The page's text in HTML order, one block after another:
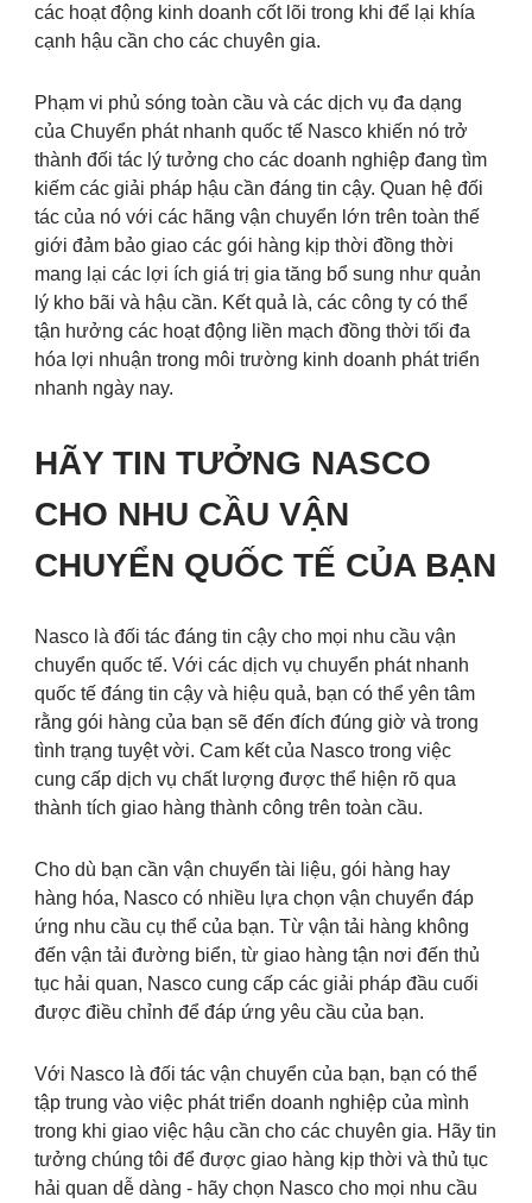
các hoạt động kinh doanh cốt lõi trong khi để lại khía
cạnh hậu cần cho các chuyên gia.
Phạm vi phủ sóng toàn cầu và các dịch vụ đa dạng
của Chuyển phát nhanh quốc tế Nasco khiến nó trở
thành đối tác lý tưởng cho các doanh nghiệp đang tìm
kiếm các giải pháp hậu cần đáng tin cậy. Quan hệ đối
tác của nó với các hãng vận chuyển lớn trên toàn thế
giới đảm bảo giao các gói hàng kịp thời đồng thời
mang lại các lợi ích giá trị gia tăng bổ sung như quản
lý kho bãi và hậu cần. Kết quả là, các công ty có thể
tận hưởng các hoạt động liền mạch đồng thời tối đa
hóa lợi nhuận trong môi trường kinh doanh phát triển
nhanh ngày nay.
HÃY TIN TƯỞNG NASCO
CHO NHU CẦU VẬN
CHUYỂN QUỐC TẾ CỦA BẠN
Nasco là đối tác đáng tin cậy cho mọi nhu cầu vận
chuyển quốc tế. Với các dịch vụ chuyển phát nhanh
quốc tế đáng tin cậy và hiệu quả, bạn có thể yên tâm
rằng gói hàng của bạn sẽ đến đích đúng giờ và trong
tình trạng tuyệt vời. Cam kết của Nasco trong việc
cung cấp dịch vụ chất lượng được thể hiện rõ qua
thành tích giao hàng thành công trên toàn cầu.
Cho dù bạn cần vận chuyển tài liệu, gói hàng hay
hàng hóa, Nasco có nhiều lựa chọn vận chuyển đáp
ứng nhu cầu cụ thể của bạn. Từ vận tải hàng không
đến vận tải đường biển, từ giao hàng tận nơi đến thủ
tục hải quan, Nasco cung cấp các giải pháp đầu cuối
được điều chỉnh để đáp ứng yêu cầu của bạn.
Với Nasco là đối tác vận chuyển của bạn, bạn có thể
tập trung vào việc phát triển doanh nghiệp của mình
trong khi giao việc hậu cần cho các chuyên gia. Hãy tin
tưởng chúng tôi để được giao hàng kịp thời và thủ tục
hải quan dễ dàng - hãy chọn Nasco cho mọi nhu cầu